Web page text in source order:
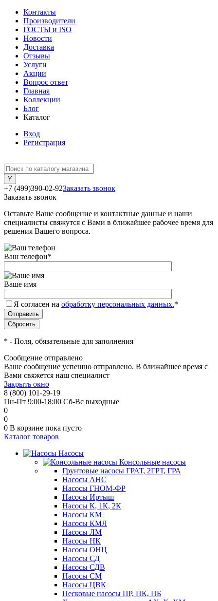
Контакты
Производители
ГОСТЫ и ISO
Новости
Доставка
Отзывы
Услуги
Акции
Вопрос ответ
Главная
Коллекции
Блог
Каталог
Вход
Регистрация
+7 (499)390-02-92Заказать звонок
Заказать звонок
Оставьте Ваше сообщение и контактные данные и наши
специалисты свяжутся с Вами в ближайшее рабочее время для
решения Вашего вопроса.
Ваш телефон*
Ваше имя
Я согласен на обработку персональных данных.*
* - Поля, обязательные для заполнения
Сообщение отправлено
Ваше сообщение успешно отправлено. В ближайшее время с
Вами свяжется наш специалист
Закрыть окно
8 (800) 101-29-19
Пн-Пт 9:00-18:00 Сб-Вс выходные
0
0
0 В корзине пока пусто
Каталог товаров
Насосы
Консольные насосы
Грунтовые насосы ГРАТ, 2ГРТ, ГРА
Насосы АНС
Насосы ГНОМ-ФР
Насосы Иртыш
Насосы К, 1К, 2К
Насосы КМ
Насосы КМЛ
Насосы ЛМ
Насосы НК
Насосы ОНЦ
Насосы СД
Насосы СДВ
Насосы СМ
Насосы ЦВК
Песковые насосы ПР, ПК, ПБ